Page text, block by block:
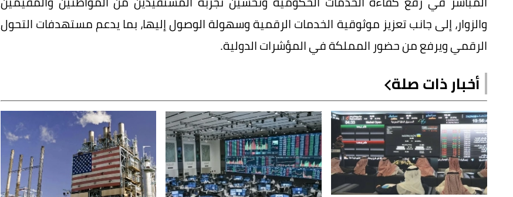
والزوار، إلى جانب تعزيز موثوقية الخدمات الرقمية وسهولة الوصول إليها، بما يدعم مستهدفات التحول
الرقمي ويرفع من حضور المملكة في المؤشرات الدولية.
أخبار ذات صلة